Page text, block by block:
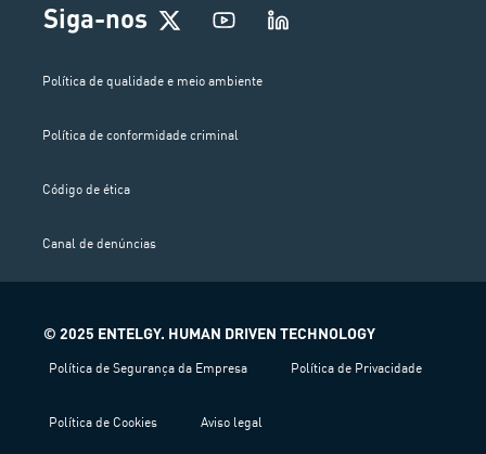
Siga-nos
Política de qualidade e meio ambiente
Política de conformidade criminal
Código de ética
Canal de denúncias
© 2025 ENTELGY. HUMAN DRIVEN TECHNOLOGY
Política de Segurança da Empresa Política de Privacidade
Política de Cookies Aviso legal